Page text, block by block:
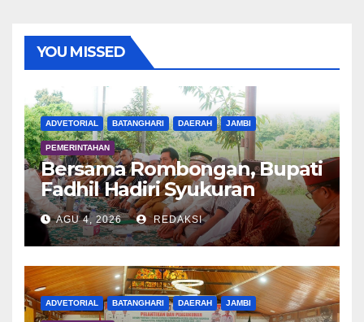
YOU MISSED
ADVETORIAL BATANGHARI DAERAH JAMBI
PEMERINTAHAN
Bersama Rombongan, Bupati
Fadhil Hadiri Syukuran
Tanam Padi di Terusan
AGU 4, 2026 REDAKSI
ADVETORIAL BATANGHARI DAERAH JAMBI